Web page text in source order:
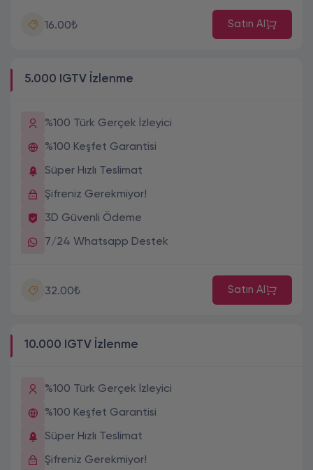
16.00₺ Satın Al
5.000 IGTV İzlenme
%100 Türk Gerçek İzleyici
%100 Keşfet Garantisi
Süper Hızlı Teslimat
Şifreniz Gerekmiyor!
3D Güvenli Ödeme
7/24 Whatsapp Destek
32.00₺ Satın Al
10.000 IGTV İzlenme
%100 Türk Gerçek İzleyici
%100 Keşfet Garantisi
Süper Hızlı Teslimat
Şifreniz Gerekmiyor!